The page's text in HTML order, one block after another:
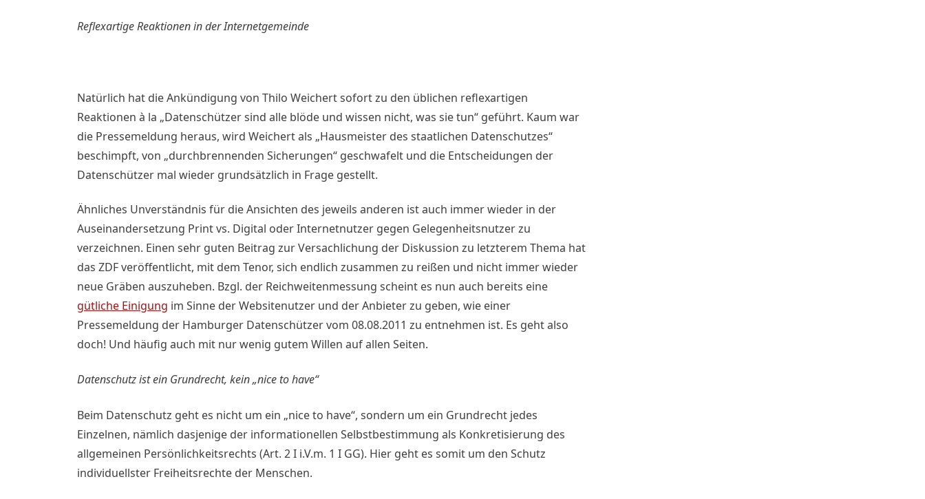
Reflexartige Reaktionen in der Internetgemeinde
Natürlich hat die Ankündigung von Thilo Weichert sofort zu den üblichen reflexartigen
Reaktionen à la „Datenschützer sind alle blöde und wissen nicht, was sie tun“ geführt. Kaum war
die Pressemeldung heraus, wird Weichert als „Hausmeister des staatlichen Datenschutzes“
beschimpft, von „durchbrennenden Sicherungen“ geschwafelt und die Entscheidungen der
Datenschützer mal wieder grundsätzlich in Frage gestellt.
Ähnliches Unverständnis für die Ansichten des jeweils anderen ist auch immer wieder in der
Auseinandersetzung Print vs. Digital oder Internetnutzer gegen Gelegenheitsnutzer zu
verzeichnen. Einen sehr guten Beitrag zur Versachlichung der Diskussion zu letzterem Thema hat
das ZDF veröffentlicht, mit dem Tenor, sich endlich zusammen zu reißen und nicht immer wieder
neue Gräben auszuheben. Bzgl. der Reichweitenmessung scheint es nun auch bereits eine
gütliche Einigung im Sinne der Websitenutzer und der Anbieter zu geben, wie einer
Pressemeldung der Hamburger Datenschützer vom 08.08.2011 zu entnehmen ist. Es geht also
doch! Und häufig auch mit nur wenig gutem Willen auf allen Seiten.
Datenschutz ist ein Grundrecht, kein „nice to have“
Beim Datenschutz geht es nicht um ein „nice to have“, sondern um ein Grundrecht jedes
Einzelnen, nämlich dasjenige der informationellen Selbstbestimmung als Konkretisierung des
allgemeinen Persönlichkeitsrechts (Art. 2 I i.V.m. 1 I GG). Hier geht es somit um den Schutz
individuellster Freiheitsrechte der Menschen.